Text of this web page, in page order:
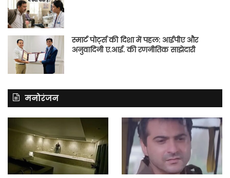
स्मार्ट पोर्ट्स की दिशा में पहल: आईपीए और
अनुवादिनी ए.आई. की रणनीतिक साझेदारी
मनोरंजन